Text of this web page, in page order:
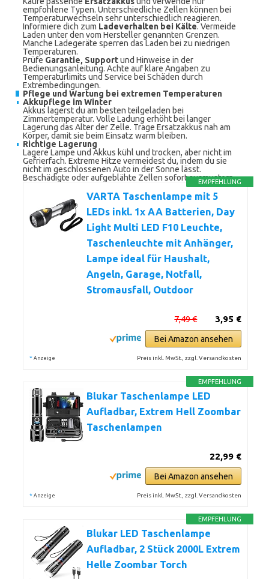
empfohlene Typen. Unterschiedliche Zellen können bei
Temperaturwechseln sehr unterschiedlich reagieren.
Informiere dich zum Ladeverhalten bei Kälte. Vermeide
Laden unter den vom Hersteller genannten Grenzen.
Manche Ladegeräte sperren das Laden bei zu niedrigen
Temperaturen.
Prüfe Garantie, Supportund Hinweise in der
Bedienungsanleitung. Achte auf klare Angaben zu
Temperaturlimits und Service bei Schäden durch
Extrembedingungen.
Pflege und Wartung bei extremen Temperaturen
Akkupflege im Winter
Akkus lagerst du am besten teilgeladen bei
Zimmertemperatur. Volle Ladung erhöht bei langer
Lagerung das Alter der Zelle. Trage Ersatzakkus nah am
Körper, damit sie beim Einsatz warm bleiben.
Richtige Lagerung
Lagere Lampe und Akkus kühl und trocken, aber nicht im
Gefrierfach. Extreme Hitze vermeidest du, indem du sie
nicht im geschlossenen Auto in der Sonne lässt.
Beschädigte oder aufgeblähte Zellen sofort ausmustern.
EMPFEHLUNG
VARTA Taschenlampe mit 5
LEDs inkl. 1x AA Batterien, Day
Light Multi LED F10 Leuchte,
Taschenleuchte mit Anhänger,
Lampe ideal für Haushalt,
Angeln, Garage, Notfall,
Stromausfall, Outdoor
3,95 €
7,49 €
Bei Amazon ansehen
* Anzeige Preis inkl. MwSt., zzgl. Versandkosten
EMPFEHLUNG
Blukar Taschenlampe LED
Aufladbar, Extrem Hell Zoombar
Taschenlampen
22,99 €
Bei Amazon ansehen
* Anzeige Preis inkl. MwSt., zzgl. Versandkosten
EMPFEHLUNG
Blukar LED Taschenlampe
Aufladbar, 2 Stück 2000L Extrem
Helle Zoombar Torch